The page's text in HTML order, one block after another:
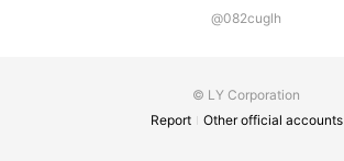
@082cuglh
© LY Corporation
Report
Other official accounts